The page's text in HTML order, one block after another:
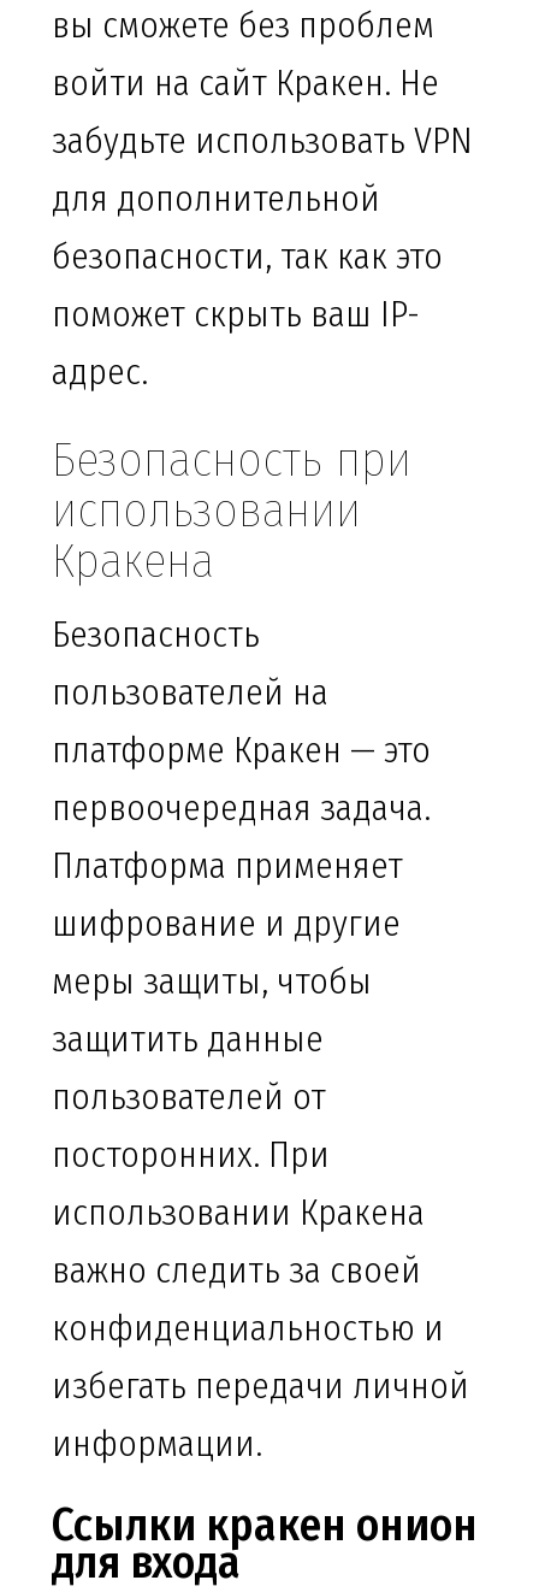
вы сможете без проблем
войти на сайт Кракен. Не
забудьте использовать VPN
для дополнительной
безопасности, так как это
поможет скрыть ваш IP-
адрес.
Безопасность при
использовании
Кракена
Безопасность
пользователей на
платформе Кракен — это
первоочередная задача.
Платформа применяет
шифрование и другие
меры защиты, чтобы
защитить данные
пользователей от
посторонних. При
использовании Кракена
важно следить за своей
конфиденциальностью и
избегать передачи личной
информации.
Ссылки кракен онион
для входа